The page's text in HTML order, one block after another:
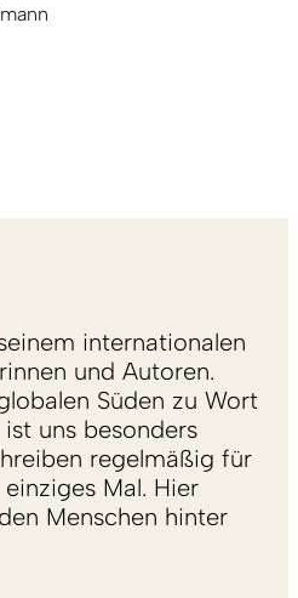
internationalen
und Autoren.
Süden zu Wort
uns besonders
regelmäßig für
Mal. Hier
Menschen hinter